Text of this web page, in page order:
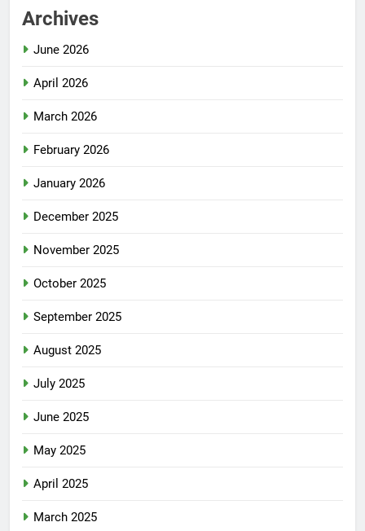
Archives
June 2026
April 2026
March 2026
February 2026
January 2026
December 2025
November 2025
October 2025
September 2025
August 2025
July 2025
June 2025
May 2025
April 2025
March 2025